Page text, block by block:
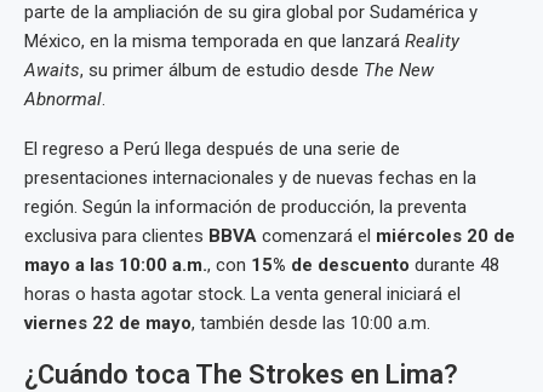
parte de la ampliación de su gira global por Sudamérica y
México, en la misma temporada en que lanzará Reality
Awaits, su primer álbum de estudio desde The New
Abnormal.
El regreso a Perú llega después de una serie de
presentaciones internacionales y de nuevas fechas en la
región. Según la información de producción, la preventa
exclusiva para clientes BBVA comenzará el miércoles 20 de
mayo a las 10:00 a.m., con 15% de descuento durante 48
horas o hasta agotar stock. La venta general iniciará el
viernes 22 de mayo, también desde las 10:00 a.m.
¿Cuándo toca The Strokes en Lima?